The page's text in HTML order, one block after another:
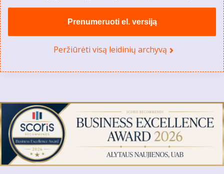
Prenumeruoti el. versiją
Peržiūrėti visą leidinių archyvą